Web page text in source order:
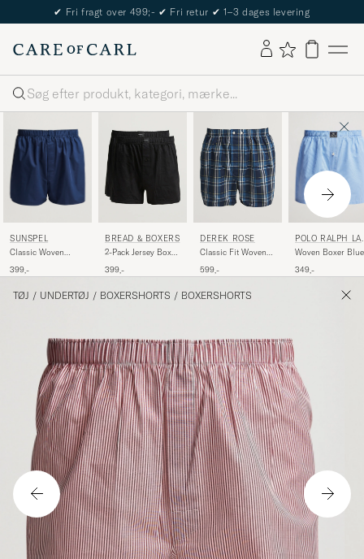
✔ Fri fragt over 499;- ✔ Fri retur ✔ 1–3 dages levering
Søg
SUNSPEL
Classic Woven
Shorts Navy
399,-
BREAD & BOXERS
2-Pack Jersey Boxer
399,-
DEREK ROSE
Classic Fit Woven
Shorts Navy
599,-
POLO RALPH
REN
Woven Boxer Blue
349,-
TØJ / UNDERTØJ / BOXERSHORTS / BOXERSHORTS